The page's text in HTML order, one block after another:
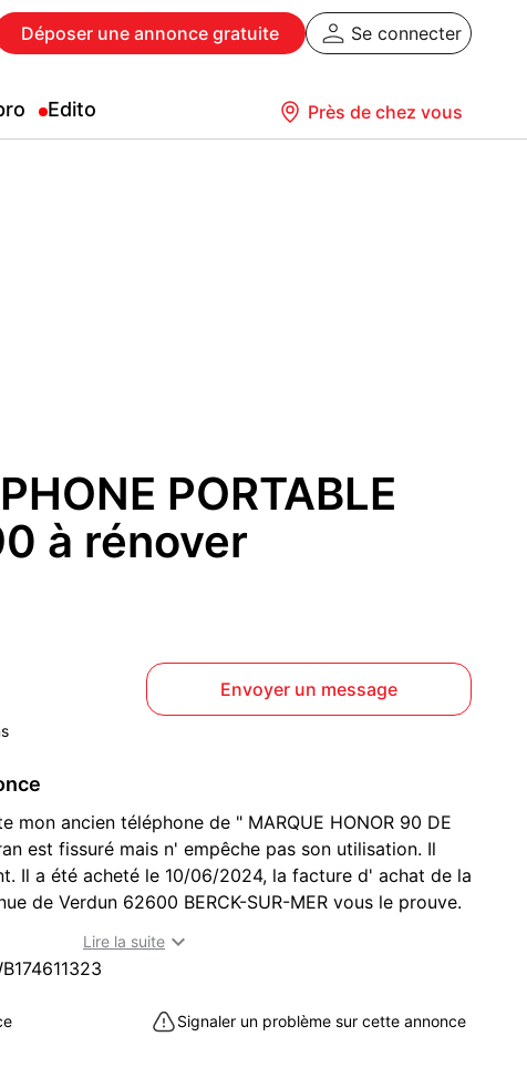
Déposer une annonce gratuite Se connecter
Edito Près de chez vous
PORTABLE
à rénover
Envoyer un message
mon ancien téléphone de " MARQUE HONOR 90 DE
est fissuré mais n' empêche pas son utilisation. Il
Il a été acheté le 10/06/2024, la facture d' achat de la
de Verdun 62600 BERCK-SUR-MER vous le prouve.
pour de plus amples informations concernant
à Étaples (62630) : téléphones et tablettes à acheter dans le
Lire la suite 
Signaler un problème sur cette annonce